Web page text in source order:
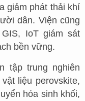
giảm phát thải khí
dân. Viện cũng
IoT giám sát
bền vững.
tập trung nghiên
liệu perovskite,
hóa sinh khối,